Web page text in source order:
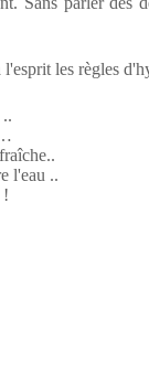
les règles
l'eau ..
!